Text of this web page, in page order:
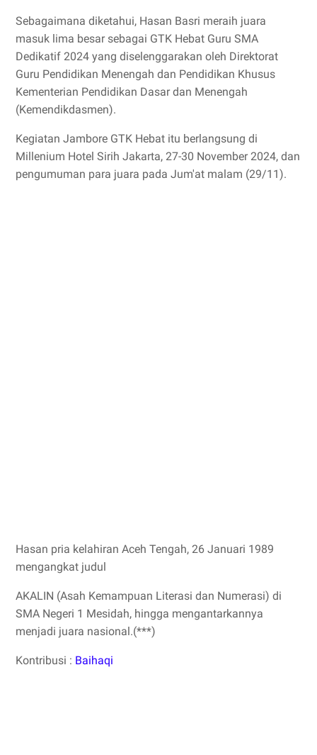
Sebagaimana diketahui, Hasan Basri meraih juara
masuk lima besar sebagai GTK Hebat Guru SMA
Dedikatif 2024 yang diselenggarakan oleh Direktorat
Guru Pendidikan Menengah dan Pendidikan Khusus
Kementerian Pendidikan Dasar dan Menengah
(Kemendikdasmen).
Kegiatan Jambore GTK Hebat itu berlangsung di
Millenium Hotel Sirih Jakarta, 27-30 November 2024, dan
pengumuman para juara pada Jum'at malam (29/11).
Hasan pria kelahiran Aceh Tengah, 26 Januari 1989
mengangkat judul
AKALIN (Asah Kemampuan Literasi dan Numerasi) di
SMA Negeri 1 Mesidah, hingga mengantarkannya
menjadi juara nasional.(***)
Kontribusi : Baihaqi